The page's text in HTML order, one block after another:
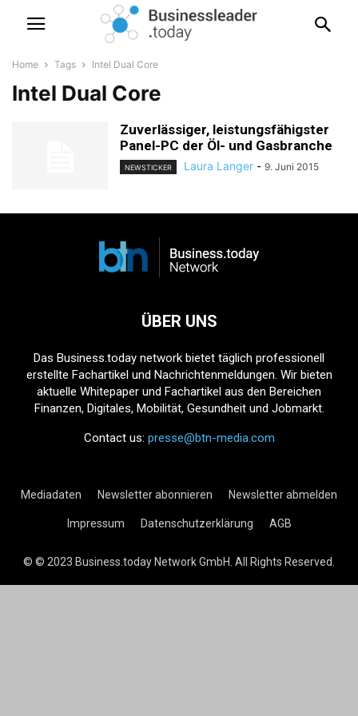
Home Tags Intel Dual Core
Intel Dual Core
Zuverlässiger, leistungsfähigster
Panel-PC der Öl- und Gasbranche
NEWSTICKER Laura Langer - 9. Juni 2015
ÜBER UNS
Das Business.today network bietet täglich professionell
erstellte Fachartikel und Nachrichtenmeldungen. Wir bieten
aktuelle Whitepaper und Fachartikel aus den Bereichen
Finanzen, Digitales, Mobilität, Gesundheit und Jobmarkt.
Contact us: presse@btn-media.com
Mediadaten Newsletter abonnieren Newsletter abmelden
Impressum Datenschutzerklärung AGB
© © 2023 Business.today Network GmbH. All Rights Reserved.